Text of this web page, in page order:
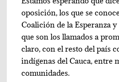
oposición, los que se
Coalición de la Esperanza
que son los llamados a
claro, con el resto del país
indígenas del Cauca, entre
comunidades.